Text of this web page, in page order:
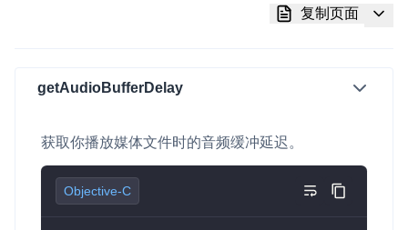
实时消息
解决方案
即时通讯 IM
一整套高可靠、低时延、高并发、安全、全球化的即时聊天云服
Electron
Unity
复制页面
getAudioBufferDelay
获取你播放媒体文件时的音频缓冲延迟。
Objective-C